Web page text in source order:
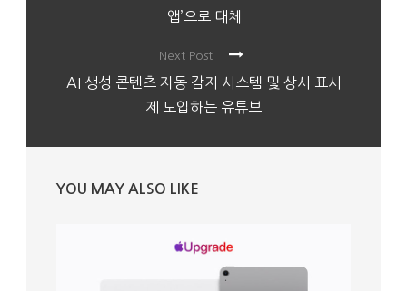
앱’으로 대체
Next Post
AI 생성 콘텐츠 자동 감지 시스템 및 상시 표시
제 도입하는 유튜브
YOU MAY ALSO LIKE